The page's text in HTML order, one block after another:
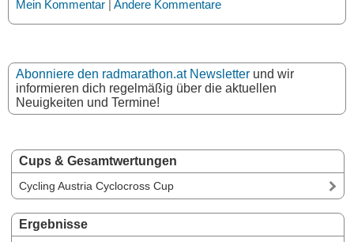
Cups & Gesamtwertungen
Cycling Austria Cyclocross Cup
Ergebnisse
Mein Kommentar | Andere Kommentare
Abonniere den radmarathon.at Newsletter und wir
informieren dich regelmäßig über die aktuellen
Neuigkeiten und Termine!